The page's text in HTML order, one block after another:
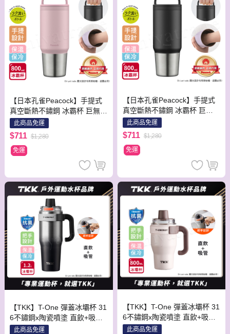
【日本孔雀Peacock】手提式
真空斷熱不鏽鋼 冰霸杯 巨無霸
鋼杯 保冰保溫 隨行杯 800ML
(上蓋可拆洗)-粉紅色
此商品免運
$711 $1,280
免運
【日本孔雀Peacock】手提式
真空斷熱不鏽鋼 冰霸杯 巨無
霸鋼杯 保冰保溫 隨行杯 800M
L(上蓋可拆洗)-黑色
此商品免運
$711 $1,280
免運
【TKK】T-One 彈蓋冰壩杯 31
6不鏽鋼x陶瓷噴塗 直飲+吸管
保冰保溫 運動隨身杯 1200ML
此商品免運
【TKK】T-One 彈蓋冰壩杯 31
6不鏽鋼x陶瓷噴塗 直飲+吸管
保冰保溫 運動隨身杯 800ML
此商品免運